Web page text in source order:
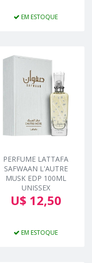
EM ESTOQUE
PERFUME LATTAFA
SAFWAAN L'AUTRE
MUSK EDP 100ML
UNISSEX
U$ 12,50
EM ESTOQUE